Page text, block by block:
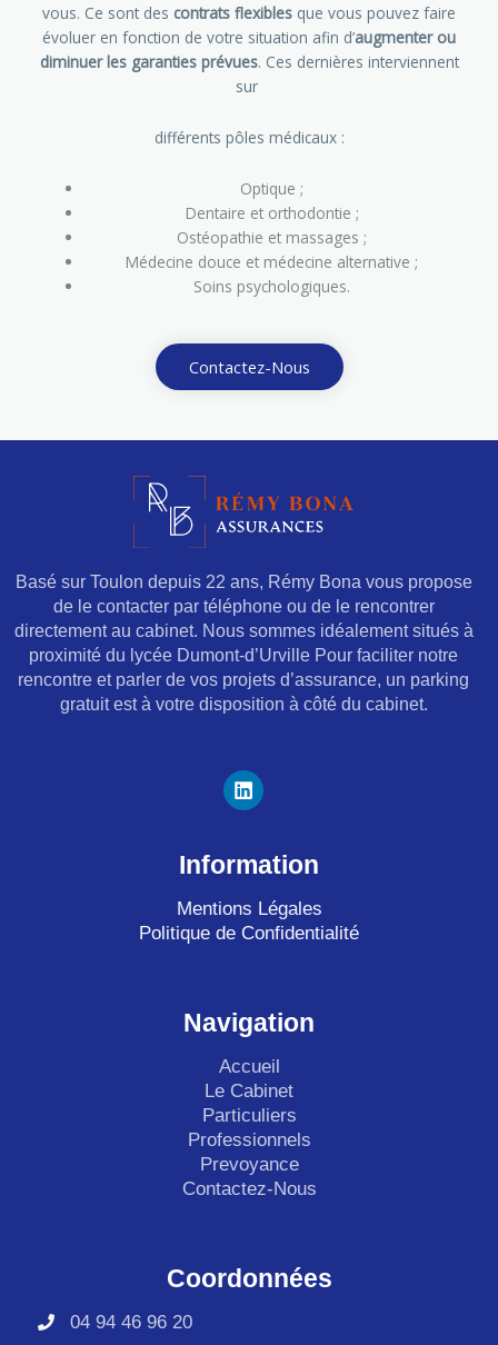
vous. Ce sont des contrats flexibles que vous pouvez faire
évoluer en fonction de votre situation afin d’augmenter ou
diminuer les garanties prévues. Ces dernières interviennent
sur
différents pôles médicaux :
Optique ;
Dentaire et orthodontie ;
Ostéopathie et massages ;
Médecine douce et médecine alternative ;
Soins psychologiques.
Contactez-Nous
Basé sur Toulon depuis 22 ans, Rémy Bona vous propose
de le contacter par téléphone ou de le rencontrer
directement au cabinet. Nous sommes idéalement situés à
proximité du lycée Dumont-d’Urville Pour faciliter notre
rencontre et parler de vos projets d’assurance, un parking
gratuit est à votre disposition à côté du cabinet.
L
i
n
e
d
i
n
Information
Mentions Légales
Politique de Confidentialité
Navigation
Accueil
Le Cabinet
Particuliers
Professionnels
Prevoyance
Contactez-Nous
Coordonnées
04 94 46 96 20